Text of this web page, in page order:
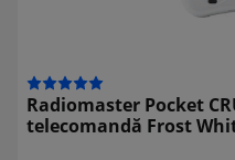
Radiomaster Pocket
telecomandă Frost